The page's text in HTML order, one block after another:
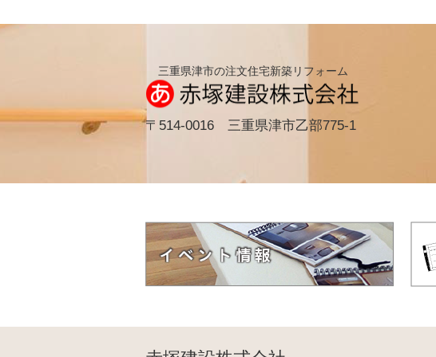
三重県津市の注文住宅新築リフォーム
〒514-0016 三重県津市乙部775-1